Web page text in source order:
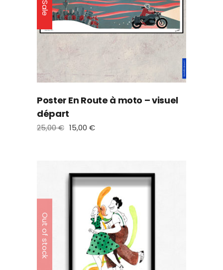
Sale
Poster En Route à moto – visuel
départ
25,00€ 15,00 €
Out of stock